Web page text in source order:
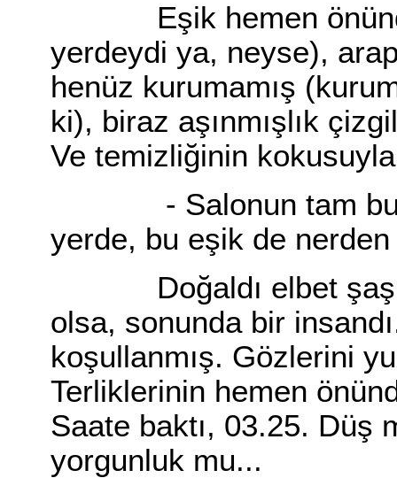
Eşik hemen önünde
yerdeydi ya, neyse),
henüz kurumamış
ki), biraz aşınmışlık
Ve temizliğinin
- Salonun tam
yerde, bu eşik de nerden
Doğaldı elbet
olsa, sonunda bir
koşullanmış. Gözlerini
Terliklerinin hemen
Saate baktı, 03.25. Düş
yorgunluk mu...